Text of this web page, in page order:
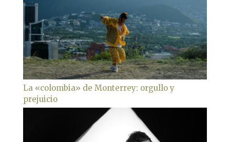
La «colombia» de Monterrey: orgullo y
prejuicio